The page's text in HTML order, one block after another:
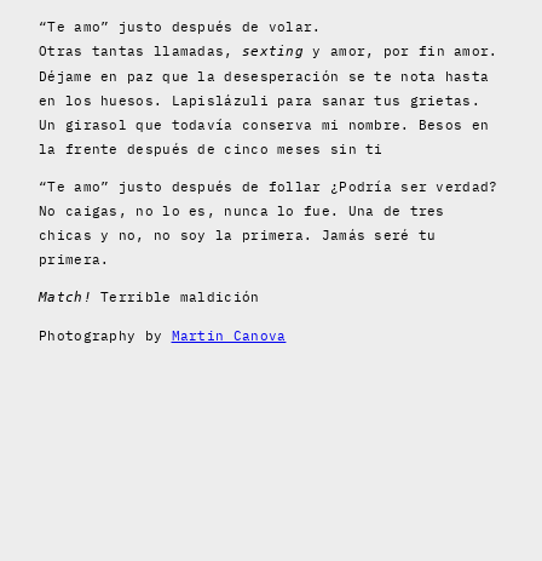
“Te amo” justo después de volar.
Otras tantas llamadas, sexting
y amor, por fin amor.
Déjame en paz que la desesperación se te nota hasta
en los huesos. Lapislázuli para sanar tus grietas.
Un girasol que todavía conserva mi nombre. Besos en
la frente después de cinco meses sin ti
“Te amo” justo después de follar ¿Podría ser verdad?
No caigas, no lo es, nunca lo fue. Una de tres
chicas y no, no soy la primera. Jamás seré tu
primera.
Match! Terrible maldición
Photography by Martin Canova